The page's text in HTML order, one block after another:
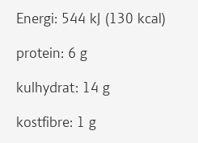
Energi: 544 kJ (130 kcal)
protein: 6 g
kulhydrat: 14 g
kostfibre: 1 g